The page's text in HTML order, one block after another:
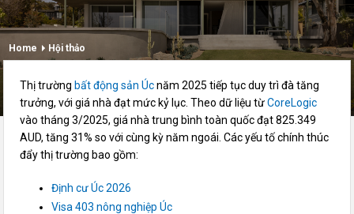
Home Hội thảo
Thị trường bất động sản Úcnăm 2025 tiếp tục duy trì đà tăng
trưởng, với giá nhà đạt mức kỷ lục. Theo dữ liệu từCoreLogic
vào tháng 3/2025, giá nhà trung bình toàn quốc đạt 825.349
AUD, tăng 31% so với cùng kỳ năm ngoái. Các yếu tố chính thúc
đẩy thị trường bao gồm:
Định cư Úc 2026
Visa 403 nông nghiệp Úc